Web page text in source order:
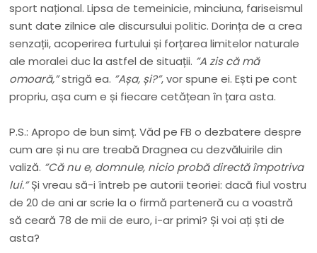
sport național. Lipsa de temeinicie, minciuna, fariseismul
sunt date zilnice ale discursului politic. Dorința de a crea
senzații, acoperirea furtului și forțarea limitelor naturale
ale moralei duc la astfel de situații. ”A zis că mă
omoară,”strigă ea. ”Așa, și?”, vor spune ei. Ești pe cont
propriu, așa cum e și fiecare cetățean în țara asta.
P.S.: Apropo de bun simț. Văd pe FB o dezbatere despre
cum are și nu are treabă Dragnea cu dezvăluirile din
valiză. ”Că nu e, domnule, nicio probă directă împotriva
lui.”Și vreau să-i întreb pe autorii teoriei: dacă fiul vostru
de 20 de ani ar scrie la o firmă parteneră cu a voastră
să ceară 78 de mii de euro, i-ar primi? Și voi ați ști de
asta?